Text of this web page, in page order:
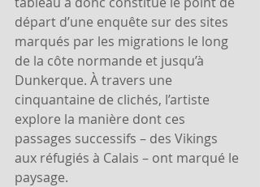
départ d’une enquête sur des sites
marqués par les migrations le long
de la côte normande et jusqu’à
Dunkerque. À travers une
cinquantaine de clichés, l’artiste
explore la manière dont ces
passages successifs – des Vikings
aux réfugiés à Calais – ont marqué le
paysage.